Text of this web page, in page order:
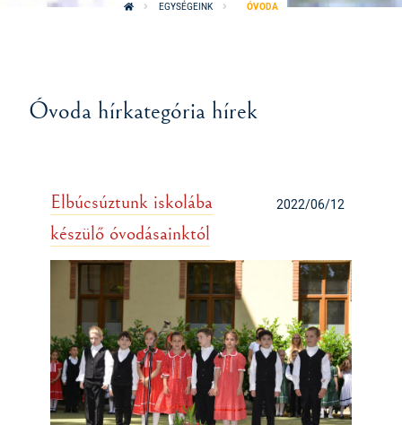
EGYSÉGEINK ÓVODA
Óvoda hírkategória hírek
2022/06/12
Elbúcsúztunk iskolába
készülő óvodásainktól